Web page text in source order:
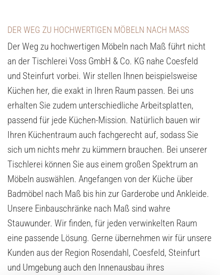
DER WEG ZU HOCHWERTIGEN MÖBELN NACH MASS
Der Weg zu hochwertigen Möbeln nach Maß führt nicht
an der Tischlerei Voss GmbH & Co. KG nahe Coesfeld
und Steinfurt vorbei. Wir stellen Ihnen beispielsweise
Küchen her, die exakt in Ihren Raum passen. Bei uns
erhalten Sie zudem unterschiedliche Arbeitsplatten,
passend für jede Küchen-Mission. Natürlich bauen wir
Ihren Küchentraum auch fachgerecht auf, sodass Sie
sich um nichts mehr zu kümmern brauchen. Bei unserer
Tischlerei können Sie aus einem großen Spektrum an
Möbeln auswählen. Angefangen von der Küche über
Badmöbel nach Maß bis hin zur Garderobe und Ankleide.
Unsere Einbauschränke nach Maß sind wahre
Stauwunder. Wir finden, für jeden verwinkelten Raum
eine passende Lösung. Gerne übernehmen wir für unsere
Kunden aus der Region Rosendahl, Coesfeld, Steinfurt
und Umgebung auch den Innenausbau ihres